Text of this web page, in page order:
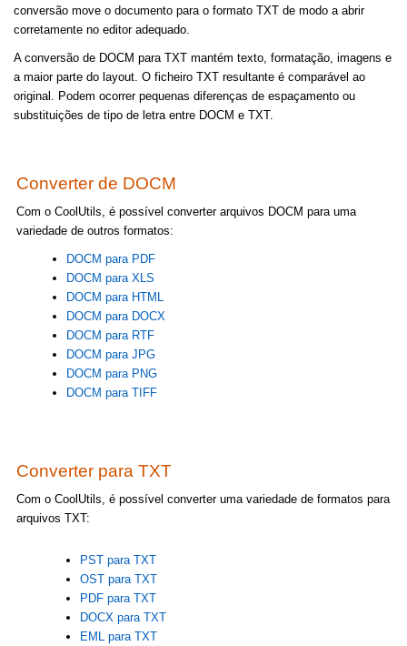
conversão move o documento para o formato TXT de modo a abrir
corretamente no editor adequado.
A conversão de DOCM para TXT mantém texto, formatação, imagens e
a maior parte do layout. O ficheiro TXT resultante é comparável ao
original. Podem ocorrer pequenas diferenças de espaçamento ou
substituições de tipo de letra entre DOCM e TXT.
Converter de DOCM
Com o CoolUtils, é possível converter arquivos DOCM para uma
variedade de outros formatos:
DOCM para PDF
DOCM para XLS
DOCM para HTML
DOCM para DOCX
DOCM para RTF
DOCM para JPG
DOCM para PNG
DOCM para TIFF
Converter para TXT
Com o CoolUtils, é possível converter uma variedade de formatos para
arquivos TXT:
PST para TXT
OST para TXT
PDF para TXT
DOCX para TXT
EML para TXT